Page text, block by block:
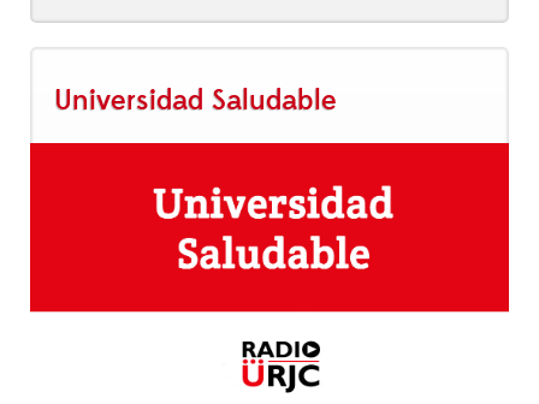
Universidad Saludable